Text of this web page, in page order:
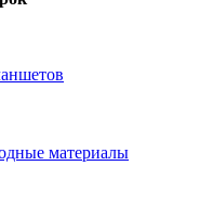
материалы